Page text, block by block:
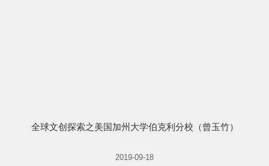
全球文创探索之美国加州大学伯克利分校（曾玉竹）
2019-09-18